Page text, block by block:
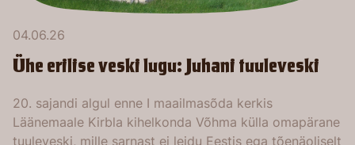
04.06.26
Ühe erilise veski lugu: Juhani tuuleveski
20. sajandi algul enne I maailmasõda kerkis
Läänemaale Kirbla kihelkonda Võhma külla omapärane
tuuleveski, mille sarnast ei leidu Eestis ega tõenäoliselt